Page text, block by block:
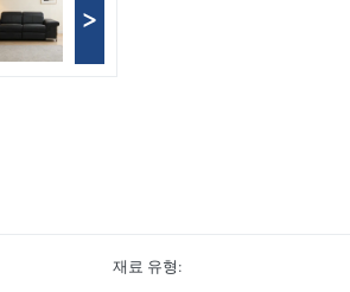
>
재료 유형: